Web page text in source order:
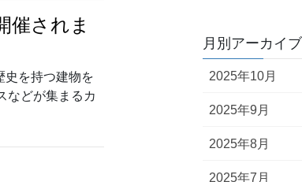
催されま
史を持つ建物を
などが集まるカ
校「いろはにほ」展が開催されました”
月別アーカイブ
2025年10月
2025年9月
2025年8月
2025年7月